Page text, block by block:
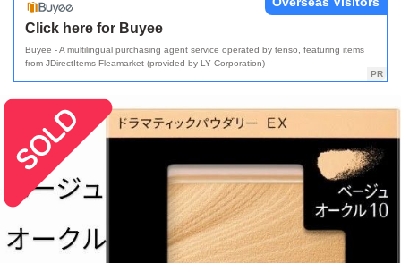
Click here for Buyee
Buyee - A multilingual purchasing agent service operated by tenso, featuring items
from JDirectItems Fleamarket (provided by LY Corporation)